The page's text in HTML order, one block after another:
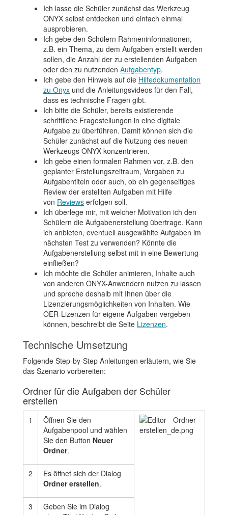
Ich lasse die Schüler zunächst das Werkzeug
ONYX selbst entdecken und einfach einmal
ausprobieren.
Ich gebe den Schülern Rahmeninformationen,
z.B. ein Thema, zu dem Aufgaben erstellt werden
sollen, die Anzahl der zu erstellenden Aufgaben
oder den zu nutzenden Aufgabentyp.
Ich gebe den Hinweis auf die Hilfedokumentation
zu Onyx und die Anleitungsvideos für den Fall,
dass es technische Fragen gibt.
Ich bitte die Schüler, bereits existierende
schriftliche Fragestellungen in eine digitale
Aufgabe zu überführen. Damit können sich die
Schüler zunächst auf die Nutzung des neuen
Werkzeugs ONYX konzentrieren.
Ich gebe einen formalen Rahmen vor, z.B. den
geplanter Erstellungszeitraum, Vorgaben zu
Aufgabentiteln oder auch, ob ein gegenseitiges
Review der erstellten Aufgaben mit Hilfe
von Reviews erfolgen soll.
Ich überlege mir, mit welcher Motivation ich den
Schülern die Aufgabenerstellung übertrage. Kann
ich anbieten, eventuell ausgewählte Aufgaben im
nächsten Test zu verwenden? Könnte die
Aufgabenerstellung selbst mit in eine Bewertung
einfließen?
Ich möchte die Schüler animieren, Inhalte auch
von anderen ONYX-Anwendern nutzen zu lassen
und spreche deshalb mit Ihnen über die
Lizenzierungsmöglichkeiten von Inhalten. Wie
OER-Lizenzen für eigene Aufgaben vergeben
können, beschreibt die Seite Lizenzen.
Technische Umsetzung
Folgende Step-by-Step Anleitungen erläutern, wie Sie
das Szenario vorbereiten:
Ordner für die Aufgaben der Schüler
erstellen
1
Öffnen Sie den
Aufgabenpool und wählen
Sie den Button Neuer
Ordner.
2
Es öffnet sich der Dialog
Ordner erstellen.
3
Geben Sie im Dialog